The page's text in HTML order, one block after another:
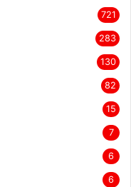
721
283
130
82
15
7
6
6